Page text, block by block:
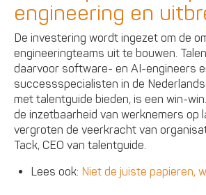
engineering en
De investering wordt ingezet om de
engineeringteams uit te bouwen.
daarvoor software- en AI-engineers
successspecialisten in de
met talentguide bieden, is een win-
de inzetbaarheid van werknemers op
vergroten de veerkracht van
Tack, CEO van talentguide.
Lees ook: Niet de juiste papieren,